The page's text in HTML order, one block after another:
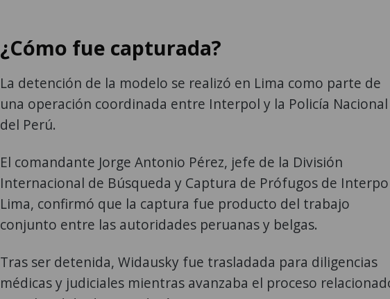
¿Cómo fue capturada?
La detención de la modelo se realizó en Lima como parte de
una operación coordinada entre Interpol y la Policía Nacional
del Perú.
El comandante Jorge Antonio Pérez, jefe de la División
Internacional de Búsqueda y Captura de Prófugos de
Lima, confirmó que la captura fue producto del trabajo
conjunto entre las autoridades peruanas y belgas.
Tras ser detenida, Widausky fue trasladada para diligencias
médicas y judiciales mientras avanzaba el proceso